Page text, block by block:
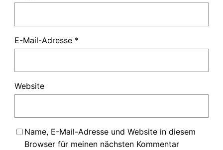
E-Mail-Adresse *
Website
Name, E-Mail-Adresse und Website in diesem
Browser für meinen nächsten Kommentar